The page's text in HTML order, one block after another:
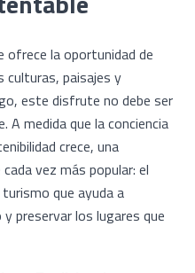
ofrece la oportunidad de
culturas, paisajes y
este disfrute no debe ser
A medida que la conciencia
crece, una
vez más popular: el
que ayuda a
preservar los lugares que